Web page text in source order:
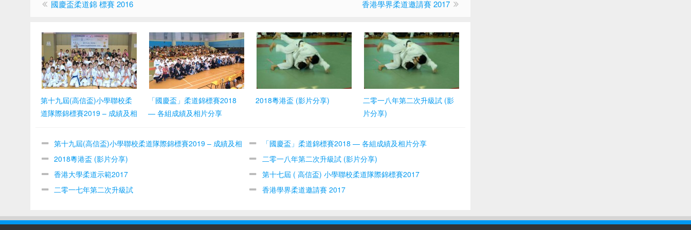
國慶盃柔道錦 標賽 2016 香港學界柔道邀請賽 2017
第十九屆(高信盃)小學聯校柔
道隊際錦標賽2019 – 成績及相
「國慶盃」柔道錦標賽2018
— 各組成績及相片分享
2018粵港盃 (影片分享)
二零一八年第二次升級試 (影
片分享)
第十九屆(高信盃)小學聯校柔道隊際錦標賽2019 – 成績及相
片分享
「國慶盃」柔道錦標賽2018 — 各組成績及相片分享
2018粵港盃 (影片分享)
二零一八年第二次升級試 (影片分享)
香港大學柔道示範2017
第十七屆 ( 高信盃) 小學聯校柔道隊際錦標賽2017
二零一七年第二次升級試
香港學界柔道邀請賽 2017